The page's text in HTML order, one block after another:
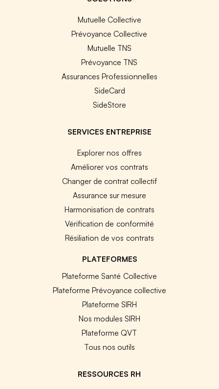
Mutuelle Collective
Prévoyance Collective
Mutuelle TNS
Prévoyance TNS
Assurances Professionnelles
SideCard
SideStore
SERVICES ENTREPRISE
Explorer nos offres
Améliorer vos contrats
Changer de contrat collectif
Assurance sur mesure
Harmonisation de contrats
Vérification de conformité
Résiliation de vos contrats
PLATEFORMES
Plateforme Santé Collective
Plateforme Prévoyance collective
Plateforme SIRH
Nos modules SIRH
Plateforme QVT
Tous nos outils
RESSOURCES RH